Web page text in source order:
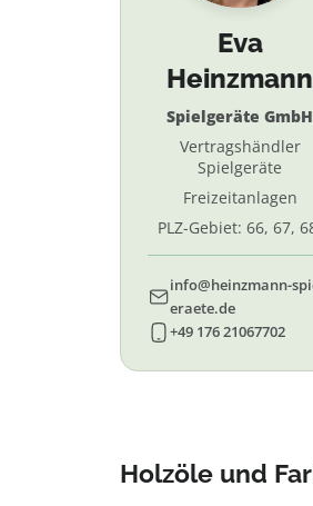
Eva
Heinzmann
Spielgeräte GmbH
Vertragshändler
Spielgeräte
Freizeitanlagen
PLZ-Gebiet: 66, 67,
info@heinzmann-
eraete.de
+49 176 21067702
Holzöle und